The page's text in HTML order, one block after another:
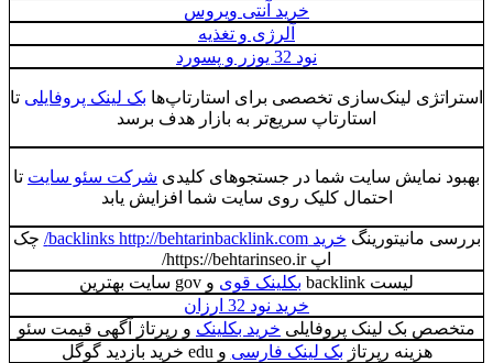
خرید آنتی ویروس
آلرژی و تغذیه
نود 32 یوزر و پسورد
استراتژی لینک‌سازی تخصصی برای استارتاپ‌ها بک لینک پروفایلی تا
استارتاپ سریع‌تر به بازار هدف برسد
بهبود نمایش سایت شما در جستجوهای کلیدی شرکت سئو سایت تا
احتمال کلیک روی سایت شما افزایش یابد
بررسی مانیتورینگ خرید backlinks http://behtarinbacklink.com/
چک
اپ https://behtarinseo.ir/
لیست backlink
بکلینک قوی و gov سایت بهترین
خرید نود 32 ارزان
متخصص بک لینک پروفایلی خرید بکلینک و رپرتاژ آگهی قیمت سئو
هزینه رپرتاژ بک لینک فارسی و edu خرید بازدید گوگل